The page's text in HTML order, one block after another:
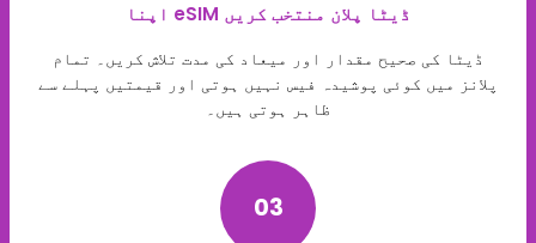
اپنا eSIM ڈیٹا پلان منتخب کریں
ڈیٹا کی صحیح مقدار اور میعاد کی مدت تلاش کریں۔ تمام
پلانز میں کوئی پوشیدہ فیس نہیں ہوتی اور قیمتیں پہلے سے
ظاہر ہوتی ہیں۔
03